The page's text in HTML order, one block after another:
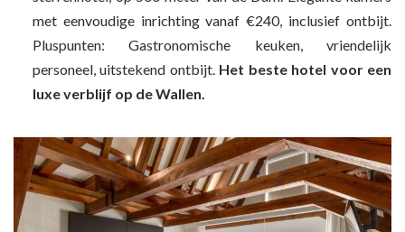
met eenvoudige inrichting vanaf €240, inclusief ontbijt.
Pluspunten: Gastronomische keuken, vriendelijk
personeel, uitstekend ontbijt. Het beste hotel voor een
luxe verblijf op de Wallen.